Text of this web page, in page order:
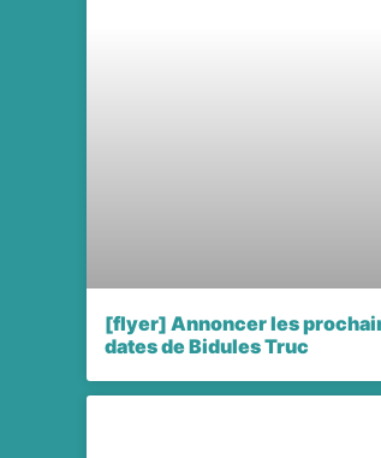
[flyer] Annoncer les
dates de Bidules Truc